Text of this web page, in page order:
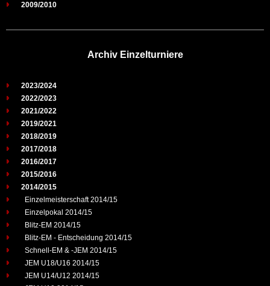
2009/2010
Archiv Einzelturniere
2023/2024
2022/2023
2021/2022
2019/2021
2018/2019
2017/2018
2016/2017
2015/2016
2014/2015
Einzelmeisterschaft 2014/15
Einzelpokal 2014/15
Blitz-EM 2014/15
Blitz-EM - Entscheidung 2014/15
Schnell-EM & -JEM 2014/15
JEM U18/U16 2014/15
JEM U14/U12 2014/15